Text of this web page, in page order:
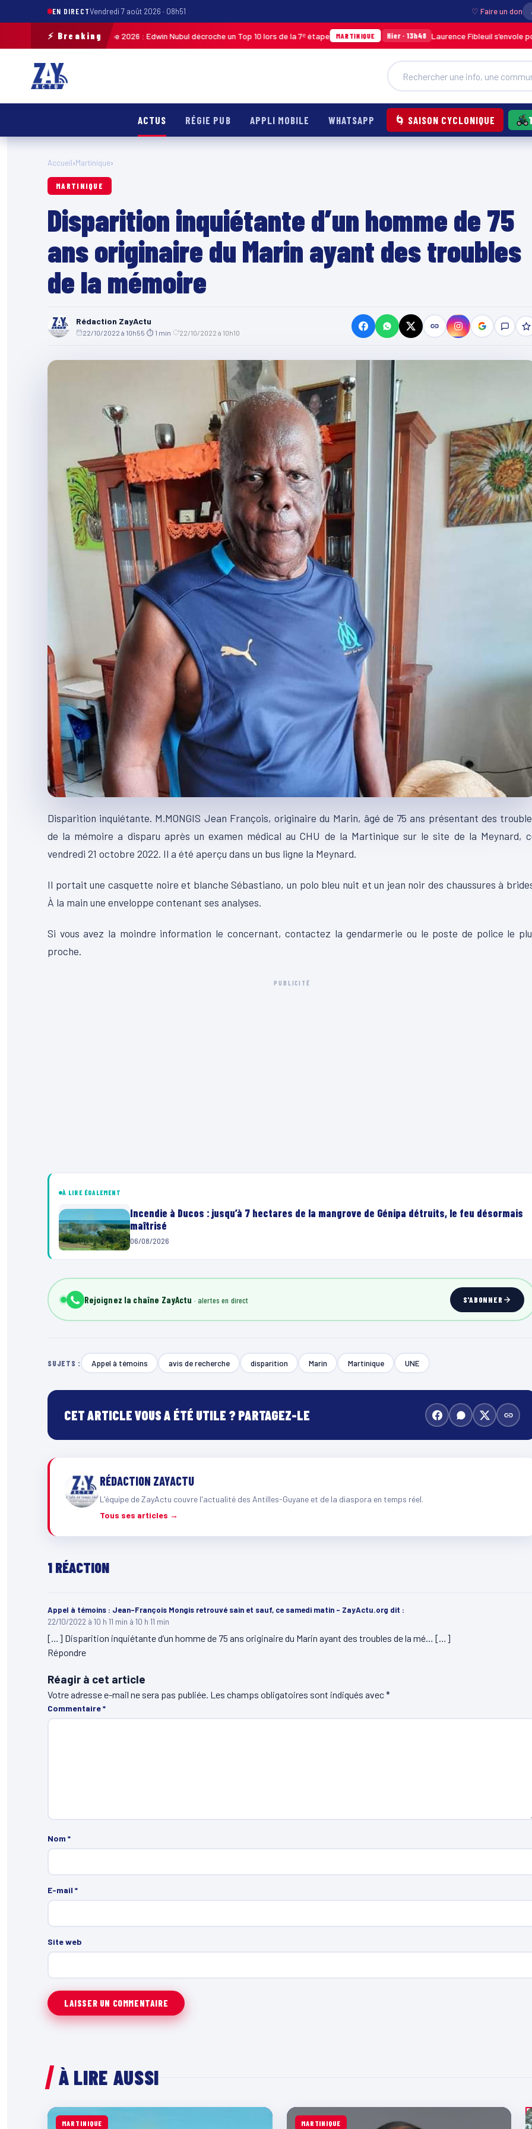
EN DIRECTVendredi 7 août 2026 · 08h51 ♡ Faire un don
⚡ Breaking
de Guadeloupe 2026 : Edwin Nubul décroche un Top 10 lors de la 7ᵉ étape MARTINIQUE Hier · 13h48 Laurence Fibleuil s’envole pour
ACTUS RÉGIE PUB APPLI MOBILE WHATSAPP 🌀 SAISON CYCLONIQUE
Accueil›Martinique›
MARTINIQUE
Disparition inquiétante d’un homme de 75
ans originaire du Marin ayant des troubles
de la mémoire
Rédaction ZayActu
22/10/2022 à 10h55 ⏱ 1 min 22/10/2022 à 10h10
Disparition inquiétante. M.MONGIS Jean François, originaire du Marin, âgé de 75 ans présentant des
de la mémoire a disparu après un examen médical au CHU de la Martinique sur le site de la Meynard,
vendredi 21 octobre 2022. Il a été aperçu dans un bus ligne la Meynard.
Il portait une casquette noire et blanche Sébastiano, un polo bleu nuit et un jean noir des chaussures à
À la main une enveloppe contenant ses analyses.
Si vous avez la moindre information le concernant, contactez la gendarmerie ou le poste de police le
proche.
PUBLICITÉ
À LIRE ÉGALEMENT
Incendie à Ducos : jusqu’à 7 hectares de la mangrove de Génipa détruits, le feu désormais
maîtrisé
06/08/2026
Rejoignez la chaîne ZayActu S'ABONNER
SUJETS : Appel à témoins avis de recherche disparition Marin Martinique UNE
CET ARTICLE VOUS A ÉTÉ UTILE ? PARTAGEZ-LE
RÉDACTION ZAYACTU
L'équipe de ZayActu couvre l'actualité des Antilles-Guyane et de la diaspora en temps réel.
Tous ses articles →
1 RÉACTION
Appel à témoins : Jean-François Mongis retrouvé sain et sauf, ce samedi matin - ZayActu.org dit :
22/10/2022 à 10 h 11 min à 10 h 11 min
[…] Disparition inquiétante d’un homme de 75 ans originaire du Marin ayant des troubles de la mé… […]
Répondre
Réagir à cet article
Votre adresse e-mail ne sera pas publiée. Les champs obligatoires sont indiqués avec*
Commentaire*
Nom *
E-mail *
Site web
À LIRE AUSSI
MARTINIQUE MARTINIQUE